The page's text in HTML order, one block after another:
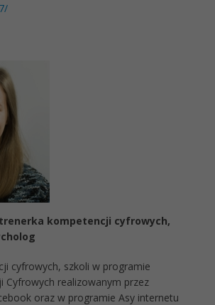
kompetencji cyfrowych,
cyfrowych, szkoli w programie
Cyfrowych realizowanym przez
oraz w programie Asy internetu